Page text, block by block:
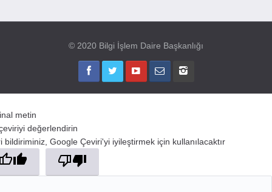
© 2020 Bilgi İşlem Daire Başkanlığı
metin
değerlendirin
bildiriminiz, Google Çeviri'yi iyileştirmek için kullanılacaktır